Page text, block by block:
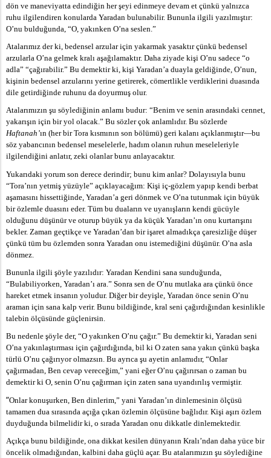
dön ve maneviyatta edindiğin her şeyi edinmeye devam et çünkü yalnızca
ruhu ilgilendiren konularda Yaradan bulunabilir. Bununla ilgili yazılmıştır:
O’nu bulduğunda, “O, yakınken O’na seslen.”
Atalarımız der ki, bedensel arzular için yakarmak yasaktır çünkü bedensel
arzularla O’na gelmek kralı aşağılamaktır. Daha ziyade kişi O’nu sadece “o
adla” “çağırabilir.” Bu demektir ki, kişi Yaradan’a duayla geldiğinde, O’nun,
kişinin bedensel arzularını yerine getirerek, cömertlikle verdiklerini duasında
dile getirdiğinde ruhunu da doyurmuş olur.
Atalarımızın şu söylediğinin anlamı budur: “Benim ve senin arasındaki cennet,
yakarışın için bir yol olacak.” Bu sözler çok anlamlıdır. Bu sözlerde
Haftanah’ın (her bir Tora kısmının son bölümü) geri kalanı açıklanmıştır—bu
söz yabancının bedensel meselelerle, hadım olanın ruhun meseleleriyle
ilgilendiğini anlatır, zeki olanlar bunu anlayacaktır.
Yukarıdaki yorum son derece derindir; bunu kim anlar? Dolayısıyla bunu
“Tora’nın yetmiş yüzüyle” açıklayacağım: Kişi iç-gözlem yapıp kendi berbat
aşamasını hissettiğinde, Yaradan’a geri dönmek ve O’na tutunmak için büyük
bir özlemle duasını eder. Tüm bu duaların ve uyanışların kendi gücüyle
olduğunu düşünür ve oturup büyük ya da küçük Yaradan’ın onu kurtarışını
bekler. Zaman geçtikçe ve Yaradan’dan bir işaret almadıkça çaresizliğe düşer
çünkü tüm bu özlemden sonra Yaradan onu istemediğini düşünür. O’na asla
dönmez.
Bununla ilgili şöyle yazılıdır: Yaradan Kendini sana sunduğunda,
“Bulabiliyorken, Yaradan’ı ara.” Sonra sen de O’nu mutlaka ara çünkü önce
hareket etmek insanın yoludur. Diğer bir deyişle, Yaradan önce senin O’nu
araman için sana kalp verir. Bunu bildiğinde, kral seni çağırdığından kesinlikle
talebin ölçüsünde güçlenirsin.
Bu nedenle şöyle der, “O yakınken O’nu çağır.” Bu demektir ki, Yaradan seni
O’na yakınlaştırması için çağırdığında, bil ki O zaten sana yakın çünkü başka
türlü O’nu çağırıyor olmazsın. Bu ayrıca şu ayetin anlamıdır, “Onlar
çağırmadan, Ben cevap vereceğim,” yani eğer O’nu çağırırsan o zaman bu
demektir ki O, senin O’nu çağırman için zaten sana uyandırılış vermiştir.
“Onlar konuşurken, Ben dinlerim,” yani Yaradan’ın dinlemesinin ölçüsü
tamamen dua sırasında açığa çıkan özlemin ölçüsüne bağlıdır. Kişi aşırı özlem
duyduğunda bilmelidir ki, o sırada Yaradan onu dikkatle dinlemektedir.
Açıkça bunu bildiğinde, ona dikkat kesilen dünyanın Kralı’ndan daha yüce bir
öncelik olmadığından, kalbini daha güçlü açar. Bu atalarımızın şu söylediğine